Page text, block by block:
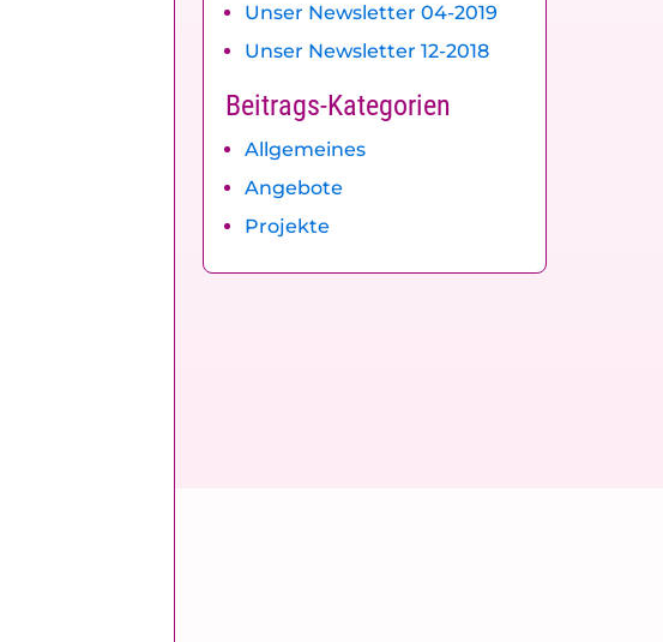
Unser Newsletter 04-2019
Unser Newsletter 12-2018
Beitrags-Kategorien
Allgemeines
Angebote
Projekte